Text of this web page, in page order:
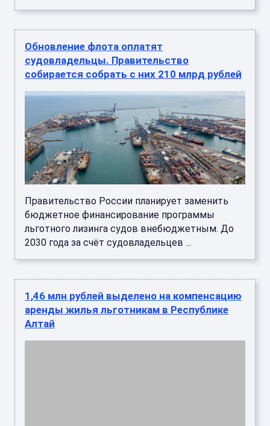
Обновление флота оплатят
судовладельцы. Правительство
собирается собрать с них 210 млрд рублей
Правительство России планирует заменить
бюджетное финансирование программы
льготного лизинга судов внебюджетным. До
2030 года за счёт судовладельцев ...
1,46 млн рублей выделено на компенсацию
аренды жилья льготникам в Республике
Алтай